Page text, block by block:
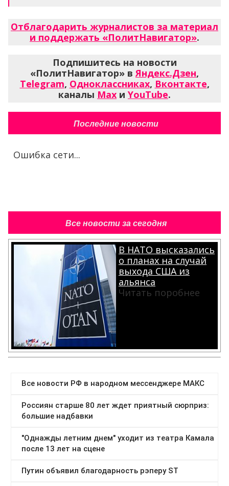
Отблагодарить журналистов за материал
и поддержать «ПолитНавигатор».
Подпишитесь на новости
«ПолитНавигатор» вЯндекс.Дзен,
Telegram, Одноклассниках, Вконтакте,
каналы Max и YouTube.
Последние новости
Ошибка сети...
Все новости за сегодня
В НАТО высказались
о планах на случай
выхода США из
альянса
Читать поробнее